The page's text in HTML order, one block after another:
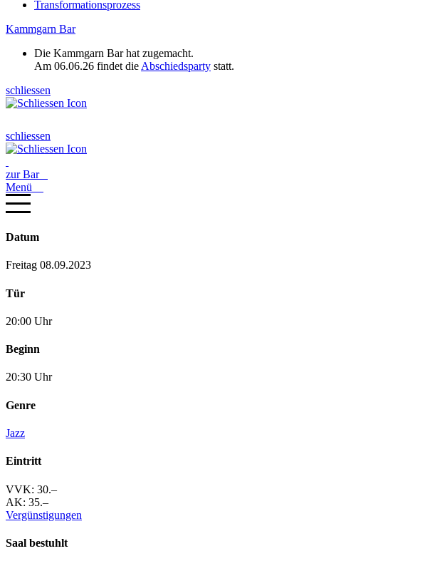
Transformationsprozess
Kammgarn Bar
Die Kammgarn Bar hat zugemacht.
Am 06.06.26 findet die Abschiedsparty statt.
schliessen
schliessen
zur Bar
Menü
Datum
Freitag 08.09.2023
Tür
20:00 Uhr
Beginn
20:30 Uhr
Genre
Jazz
Eintritt
VVK: 30.–
AK: 35.–
Vergünstigungen
Saal bestuhlt